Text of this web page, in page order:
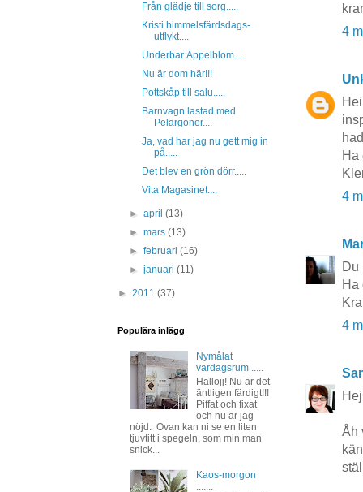
4
Ha
4
Du
Ha
4
Åh
Från glädje till sorg.....
Kristi himmelsfärdsdags-
utflykt....
Underbar Äppelblom....
Nu är dom här!!!
Pottskåp till salu.....
Barnvagn lastad med
Pelargoner....
Ja, vad har jag nu gett mig in
på.....
Det blev en grön dörr.....
Vita Magasinet....
►april(13)
►mars(13)
►februari(16)
►januari(11)
► 2011 (37)
Populära inlägg
Nymålat
vardagsrum .....
Hallojj! Nu är det
äntligen färdigt!!!
Piffat och fixat
och nu är jag
nöjd. Ovan kan ni se en liten
tjuvtitt i spegeln, som min man
snick...
Kaos-morgon